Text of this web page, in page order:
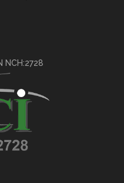
NCH:2728